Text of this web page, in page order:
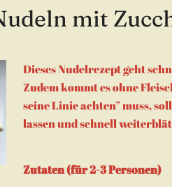
mit
Dieses Nudelrezept geht
Zudem kommt es ohne
seine Linie achten” muss,
lassen und schnell
Zutaten (für 2-3 Personen)